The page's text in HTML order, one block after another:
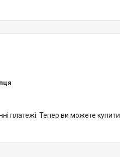
платежі. Тепер ви можете купити